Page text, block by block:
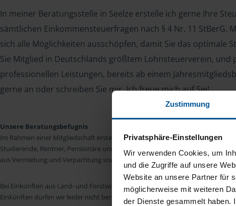
Zustimmung
Privatsphäre-Einstellungen
Wir verwenden Cookies, um
und die Zugriffe auf unsere
Website an unsere Partner für
möglicherweise mit weiteren
der Dienste gesammelt haben.
In meiner Beratungsstelle in Seelze erstelle ich gerne Ihre
sämtlichen Einkommensteuerfragen nach § 4 Nr. 11 StBerG.
sich alle Möglichkeiten ausschöpfen, damit Sie das optimale
Sie Mitglied in Deutschlands größtem Lohnsteuerverein, und
professionellen Leistungen, bereits ab einem
gerne an oder schreiben Sie mir. Ich freue mich auf Sie!
Unsere Beratungsbefugnis
Im Rahmen einer Mitgliedschaft erstellen wir die Einkommensteuererklärung
Studierende, Rentner, Pensionäre und Unterhaltsempfänger nach § 4 Nr. 11
aus Vermietung und Verpachtung sowie Kapitalerträgen sind wir in vielen
Bei Einkünften aus Land- und Forstwirtschaft, aus Gewerbebetrieb, aus
Einkünften dürfen wir leider nicht beraten.